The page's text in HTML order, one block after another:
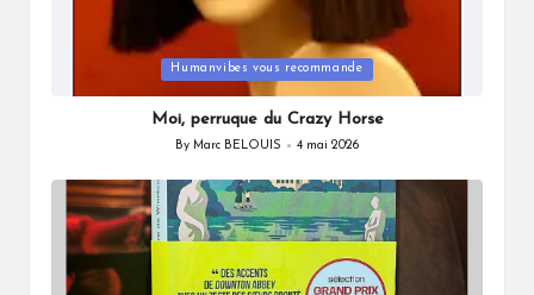
in
Humanvibes vous recommande
Moi, perruque du Crazy Horse
Posted
By Marc BELOUIS 4 mai 2026